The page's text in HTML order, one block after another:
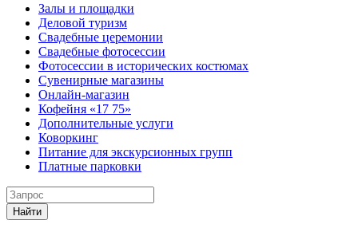
Залы и площадки
Деловой туризм
Свадебные церемонии
Свадебные фотосессии
Фотосессии в исторических костюмах
Сувенирные магазины
Онлайн-магазин
Кофейня «17 75»
Дополнительные услуги
Коворкинг
Питание для экскурсионных групп
Платные парковки
Найти